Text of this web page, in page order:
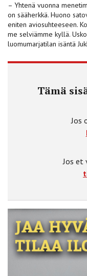
– Yhtenä vuonna
on sääherkkä. Huono
eniten aviosuhteeseen.
me selviämme kyllä.
luomumarjatilan isäntä
Tämä
Jos
Jos et